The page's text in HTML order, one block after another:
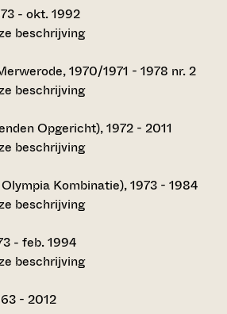
- okt. 1992
beschrijving
1970/1971 - 1978 nr. 2
beschrijving
Opgericht), 1972 - 2011
beschrijving
Kombinatie), 1973 - 1984
beschrijving
- feb. 1994
beschrijving
- 2012